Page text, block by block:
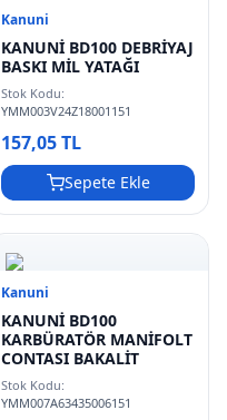
Kanuni
KANUNİ BD100 DEBRİYAJ
BASKI MİL YATAĞI
Stok Kodu:
YMM003V24Z18001151
157,05 TL
Sepete Ekle
Kanuni
KANUNİ BD100
KARBÜRATÖR MANİFOLT
CONTASI BAKALİT
Stok Kodu:
YMM007A63435006151